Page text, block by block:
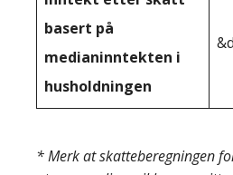
basert på
medianinntekten i
husholdningen
* Merk at skatteberegningen